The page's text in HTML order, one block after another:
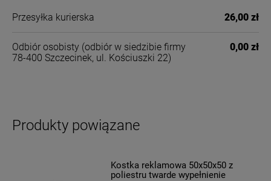
Przesyłka kurierska 26,00 zł
Odbiór osobisty (odbiór w siedzibie firmy
78-400 Szczecinek, ul. Kościuszki 22)
0,00 zł
Produkty powiązane
Kostka reklamowa 50x50x50 z
poliestru twarde wypełnienie